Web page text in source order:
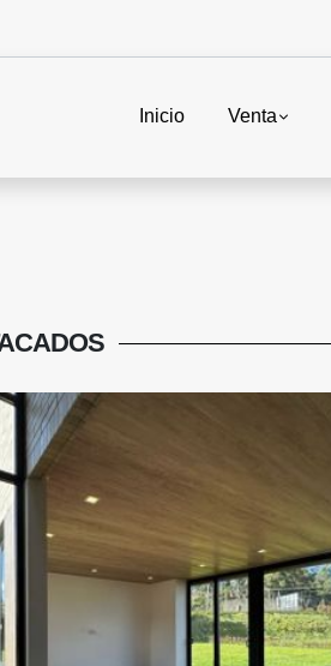
Inicio Venta